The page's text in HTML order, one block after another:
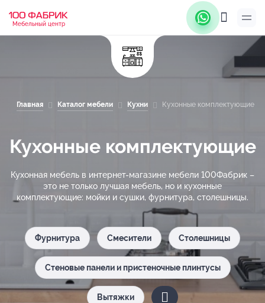
Мебельный центр
Главная Каталог мебели Кухни Кухонные комплектующие
Кухонные комплектующие
Кухонная мебель в интернет-магазине мебели 100Фабрик –
это не только лучшая мебель, но и кухонные
комплектующие: мойки и сушки, фурнитура, столешницы.
Фурнитура Смесители Столешницы
Стеновые панели и пристеночные плинтусы
Вытяжки